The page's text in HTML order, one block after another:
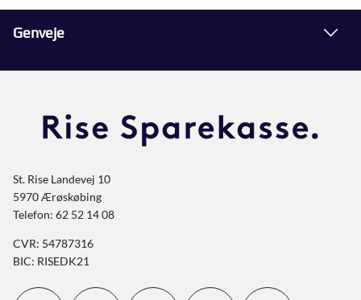
Genveje
St. Rise Landevej 10
5970 Ærøskøbing
Telefon: 62 52 14 08
CVR: 54787316
BIC: RISEDK21